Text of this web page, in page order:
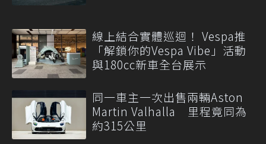
線上結合實體巡迴！ Vespa推
「解鎖你的Vespa Vibe」活動
與180cc新車全台展示
同一車主一次出售兩輛Aston
Martin Valhalla 里程竟同為
約315公里